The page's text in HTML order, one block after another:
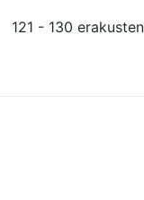
121 - 130